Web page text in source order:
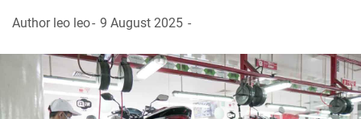
Author leo leo 9 August 2025